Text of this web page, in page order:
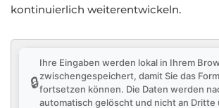
kontinuierlich weiterentwickeln.
🔒
Ihre Eingaben werden lokal in Ihrem
zwischengespeichert, damit Sie das
fortsetzen können. Die Daten werden
automatisch gelöscht und nicht an